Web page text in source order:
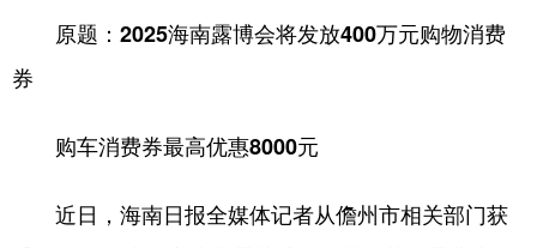
原题：2025海南露博会将发放400万元购物消费
券
购车消费券最高优惠8000元
近日，海南日报全媒体记者从儋州市相关部门获